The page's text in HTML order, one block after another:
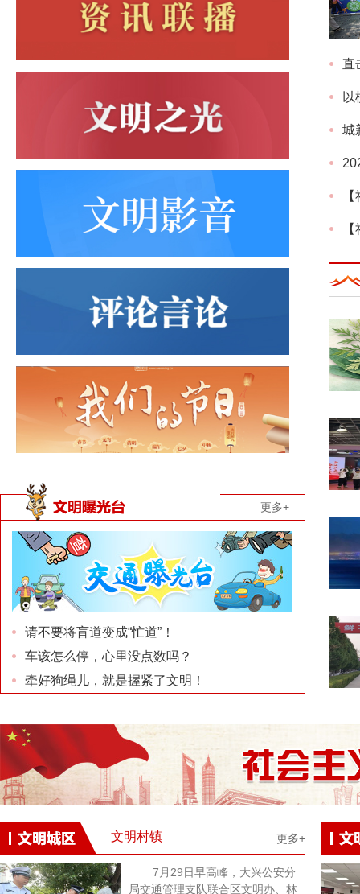
更多+
请不要将盲道变成“忙道”！
车该怎么停，心里没点数吗？
牵好狗绳儿，就是握紧了文明！
直
以
城
文明村镇 更多+
7月29日早高峰，大兴公安分
局交通管理支队联合区文明办、林